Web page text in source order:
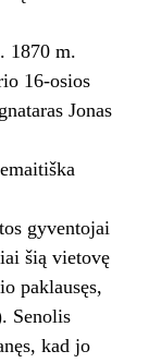
1870 m.
16-osios
Jonas
gyventojai
šią vietovę
paklausęs,
Senolis
kad jo